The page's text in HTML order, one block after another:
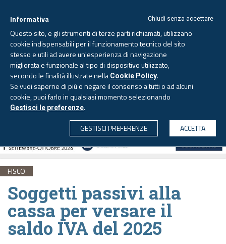
CERCA
Domenica, 9 agosto 2026
FISCO
Soggetti passivi alla
cassa per versare il
saldo IVA del 2025
Chiudi senza accettare
Informativa
Questo sito, e gli strumenti di terze parti richiamati, utilizzano
cookie indispensabili per il funzionamento tecnico del sito
stesso e utili ad avere un'esperienza di navigazione
migliorata e funzionale al tipo di dispositivo utilizzato,
secondo le finalità illustrate nella Cookie Policy.
Se vuoi saperne di più o negare il consenso a tutti o ad alcuni
cookie, puoi farlo in qualsiasi momento selezionando
Gestisci le preferenze.
GESTISCI PREFERENZE
ACCETTA